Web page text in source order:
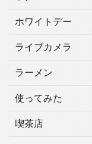
ホワイトデー
ライブカメラ
ラーメン
使ってみた
喫茶店